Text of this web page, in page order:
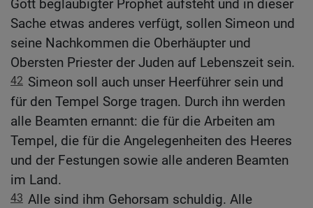
Gott beglaubigter Prophet aufsteht und in dieser
Sache etwas anderes verfügt, sollen Simeon und
seine Nachkommen die Oberhäupter und
Obersten Priester der Juden auf Lebenszeit sein.
42 Simeon soll auch unser Heerführer sein und
für den Tempel Sorge tragen. Durch ihn werden
alle Beamten ernannt: die für die Arbeiten am
Tempel, die für die Angelegenheiten des Heeres
und der Festungen sowie alle anderen Beamten
im Land.
43 Alle sind ihm Gehorsam schuldig. Alle